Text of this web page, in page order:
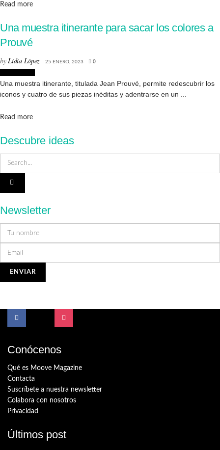
Read moreDetails
Una muestra itinerante para sacar los colores a
Prouvé
byLidia López 25 ENERO, 2023 0
Una muestra itinerante, titulada Jean Prouvé, permite redescubrir los
iconos y cuatro de sus piezas inéditas y adentrarse en un ...
Read moreDetails
Descubre ideas
Newsletter
Conócenos
Qué es Moove Magazine
Contacta
Suscríbete a nuestra newsletter
Colabora con nosotros
Privacidad
Últimos post